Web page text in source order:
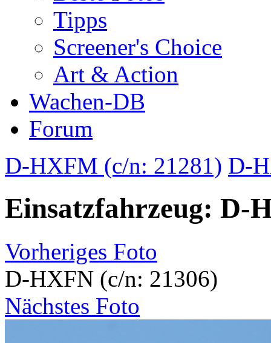
Tipps
Screener's Choice
Art & Action
Wachen-DB
Forum
D-HXFM (c/n: 21281) D-
Einsatzfahrzeug: D-
Vorheriges Foto
D-HXFN (c/n: 21306)
Nächstes Foto